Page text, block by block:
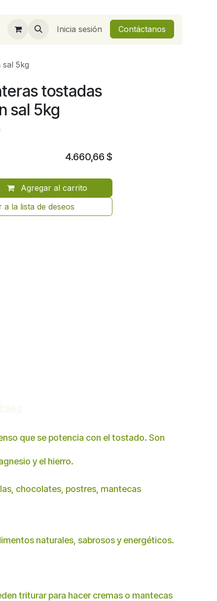
Inicia sesión Contáctanos
sal 5kg
tostadas
sal 5kg
Agregar al carrito
a la lista de deseos
4.660,66 $
que se potencia con el tostado. Son
y el hierro.
chocolates, postres, mantecas
naturales, sabrosos y energéticos.
triturar para hacer cremas o mantecas